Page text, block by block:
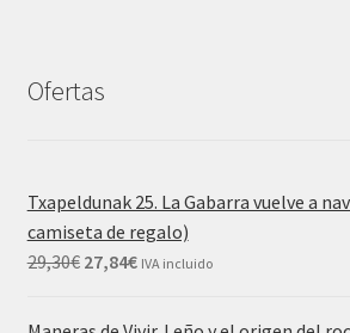
Ofertas
Txapeldunak 25. La Gabarra vuelve a
camiseta de regalo)
29,30€ 27,84€ IVA incluido